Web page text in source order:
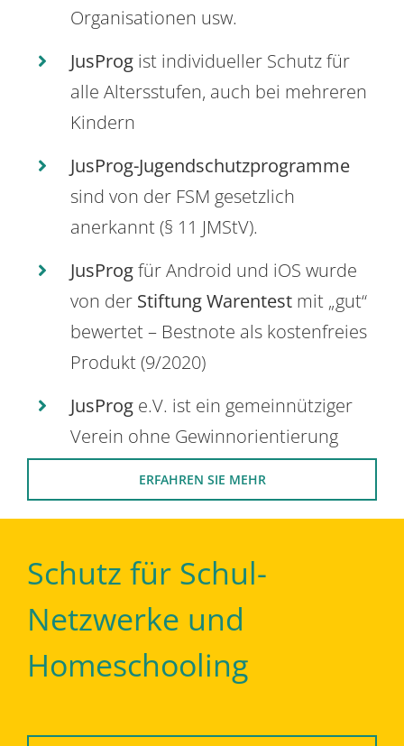
Organisationen usw.
JusProg ist individueller Schutz für
alle Altersstufen, auch bei mehreren
Kindern
JusProg-Jugendschutzprogramme
sind von der FSM gesetzlich
anerkannt (§ 11 JMStV).
JusProgfür Android und iOS wurde
von der Stiftung Warentest mit „gut“
bewertet – Bestnote als kostenfreies
Produkt (9/2020)
JusProg e.V. ist ein gemeinnütziger
Verein ohne Gewinnorientierung
ERFAHREN SIE MEHR
Schutz für Schul-
Netzwerke und
Homeschooling